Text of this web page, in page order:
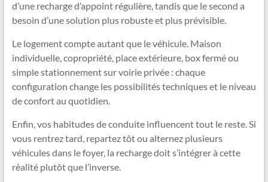
d’une recharge d’appoint régulière, tandis que le second a
besoin d’une solution plus robuste et plus prévisible.
Le logement compte autant que le véhicule. Maison
individuelle, copropriété, place extérieure, box fermé ou
simple stationnement sur voirie privée : chaque
configuration change les possibilités techniques et le niveau
de confort au quotidien.
Enfin, vos habitudes de conduite influencent tout le reste. Si
vous rentrez tard, repartez tôt ou alternez plusieurs
véhicules dans le foyer, la recharge doit s’intégrer à cette
réalité plutôt que l’inverse.